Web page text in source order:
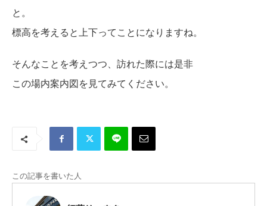
と。
標高を考えると上下ってことになりますね。
そんなことを考えつつ、訪れた際には是非
この場内案内図を見てみてください。
この記事を書いた人